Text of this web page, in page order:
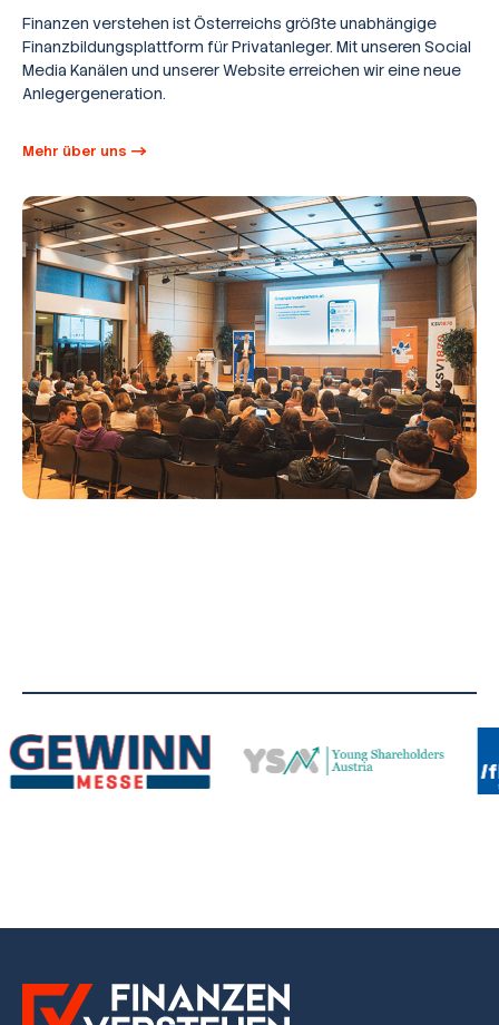
Finanzen verstehen ist Österreichs größte unabhängige
Finanzbildungsplattform für Privatanleger. Mit unseren Social
Media Kanälen und unserer Website erreichen wir eine neue
Anlegergeneration.
Mehr über uns